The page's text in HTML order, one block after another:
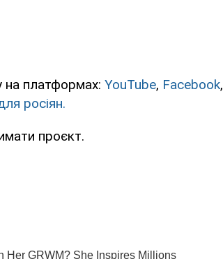
на платформах: YouTube, Facebook,
росіян.
проєкт.